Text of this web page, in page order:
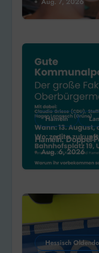
Hameln
Hameln: Doppel-
Aug. 6, 2026
Hessisch